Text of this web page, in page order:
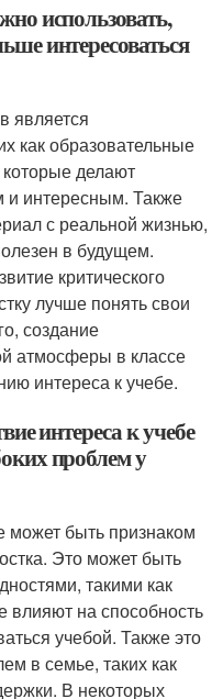
использовать,
интересоваться
является
как образовательные
делают
и интересным. Также
с реальной жизнью,
в будущем.
критического
лучше понять свои
создание
атмосферы в классе
интереса к учебе.
интереса к учебе
проблем у
может быть признаком
Это может быть
такими как
влияют на способность
учебой. Также это
в семье, таких как
В некоторых